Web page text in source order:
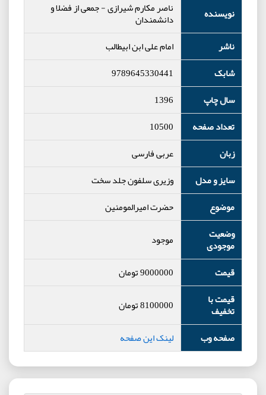
نویسنده ناصر مکارم شیرازی-جمعی از فضلا و
دانشمندان
ناشر
امام علی ابن ابیطالب
شابک
9789645330441
سال چاپ
1396
تعداد صفحه
10500
زبان
عربی فارسی
سایز و مدل
وزیری سلفون جلد سخت
موضوع
حضرت امیرالمومنین
وضعیت
موجودی
موجود
قیمت
9000000تومان
قیمت با
تخفیف 8100000تومان
صفحه وب
لینک این صفحه